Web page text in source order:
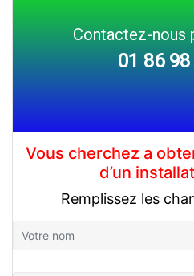
Contactez-nous
01 86
Vous cherchez a
d’un
Remplissez les